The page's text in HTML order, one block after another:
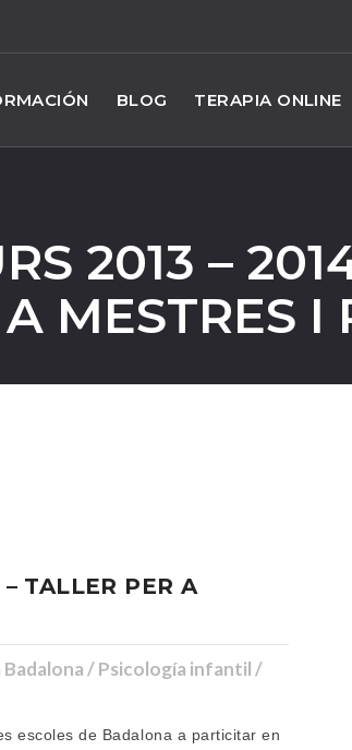
BLOG TERAPIA ONLINE
2013 –
MESTRES I
TALLER PER A
Badalona / Psicología infantil /
escoles de Badalona a particitar en